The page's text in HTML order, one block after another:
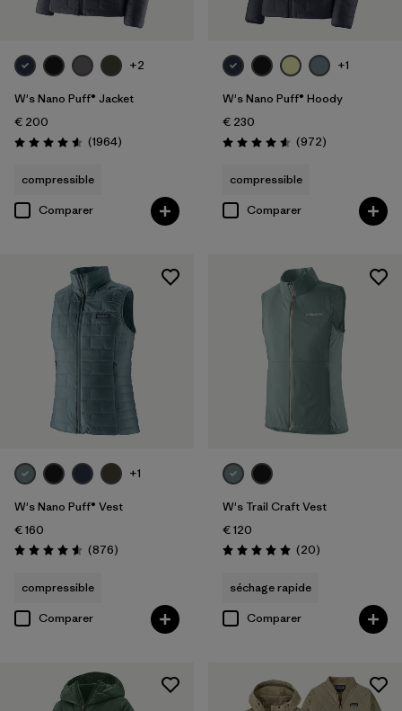
+2
W's Nano Puff® Jacket
€ 200
Évaluation: 4.6 / 5
(1964Avis
)
compressible
Comparer
+1
W's Nano Puff® Hoody
€ 230
Évaluation: 4.6 / 5
(972Avis
)
compressible
Comparer
+1
W's Nano Puff® Vest
€ 160
Évaluation: 4.6 / 5
(876Avis
)
compressible
Comparer
W's Trail Craft Vest
€ 120
Évaluation: 5.0 / 5
(20Avis
)
séchage rapide
Comparer